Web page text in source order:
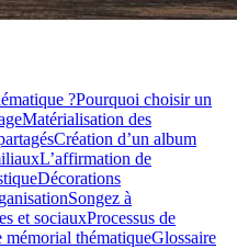
?Pourquoi choisir un
Matérialisation des
Création d’un album
L’affirmation de
Décorations
Songez à
et sociauxProcessus de
thématiqueGlossaire